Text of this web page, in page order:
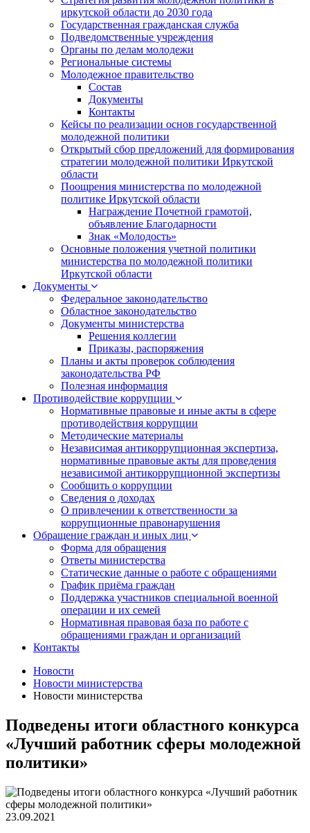
иркутской области до 2030 года
Государственная гражданская служба
Подведомственные учреждения
Органы по делам молодежи
Региональные системы
Молодежное правительство
Состав
Документы
Контакты
Кейсы по реализации основ государственной
молодежной политики
Открытый сбор предложений для формирования
стратегии молодежной политики Иркутской
области
Поощрения министерства по молодежной
политике Иркутской области
Награждение Почетной грамотой,
объявление Благодарности
Знак «Молодость»
Основные положения учетной политики
министерства по молодежной политики
Иркутской области
Документы
Федеральное законодательство
Областное законодательство
Документы министерства
Решения коллегии
Приказы, распоряжения
Планы и акты проверок соблюдения
законодательства РФ
Полезная информация
Противодействие коррупции
Нормативные правовые и иные акты в сфере
противодействия коррупции
Методические материалы
Независимая антикоррупционная экспертиза,
нормативные правовые акты для проведения
независимой антикоррупционной экспертизы
Сообщить о коррупции
Сведения о доходах
О привлечении к ответственности за
коррупционные правонарушения
Обращение граждан и иных лиц
Форма для обращения
Ответы министерства
Статические данные о работе с обращениями
График приёма граждан
Поддержка участников специальной военной
операции и их семей
Нормативная правовая база по работе с
обращениями граждан и организаций
Контакты
Новости
Новости министерства
Новости министерства
Подведены итоги областного конкурса
«Лучший работник сферы молодежной
политики»
23.09.2021